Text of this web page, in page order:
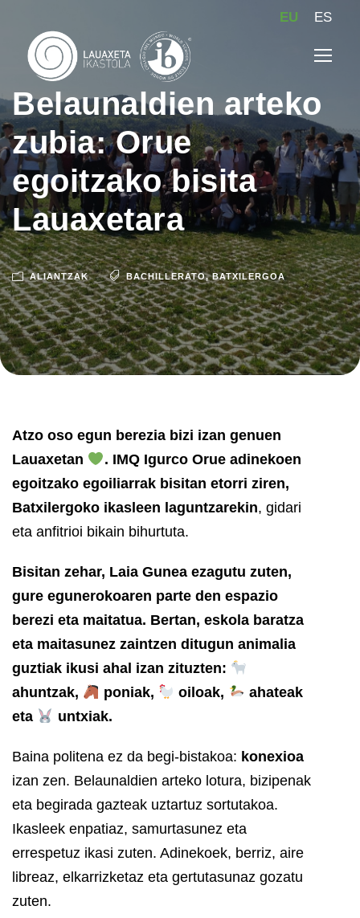
EU ES
Belaunaldien arteko
zubia: Orue
egoitzako bisita
Lauaxetara
ALIANTZAK BACHILLERATO, BATXILERGOA
Atzo oso egun berezia bizi izan genuen
Lauaxetan
. IMQ Igurco Orue adinekoen
egoitzako egoiliarrak bisitan etorri ziren,
Batxilergoko ikasleen laguntzarekin, gidari
eta anfitrioi bikain bihurtuta.
Bisitan zehar, Laia Gunea ezagutu zuten,
gure egunerokoaren parte den espazio
berezi eta maitatua. Bertan, eskola baratza
eta maitasunez zaintzen ditugun animalia
guztiak ikusi ahal izan zituzten:
ahuntzak,
poniak, oiloak,
ahateak
eta
untxiak.
Baina politena ez da begi-bistakoa: konexioa
izan zen. Belaunaldien arteko lotura, bizipenak
eta begirada gazteak uztartuz sortutakoa.
Ikasleek enpatiaz, samurtasunez eta
errespetuz ikasi zuten. Adinekoek, berriz, aire
libreaz, elkarrizketaz eta gertutasunaz gozatu
zuten.